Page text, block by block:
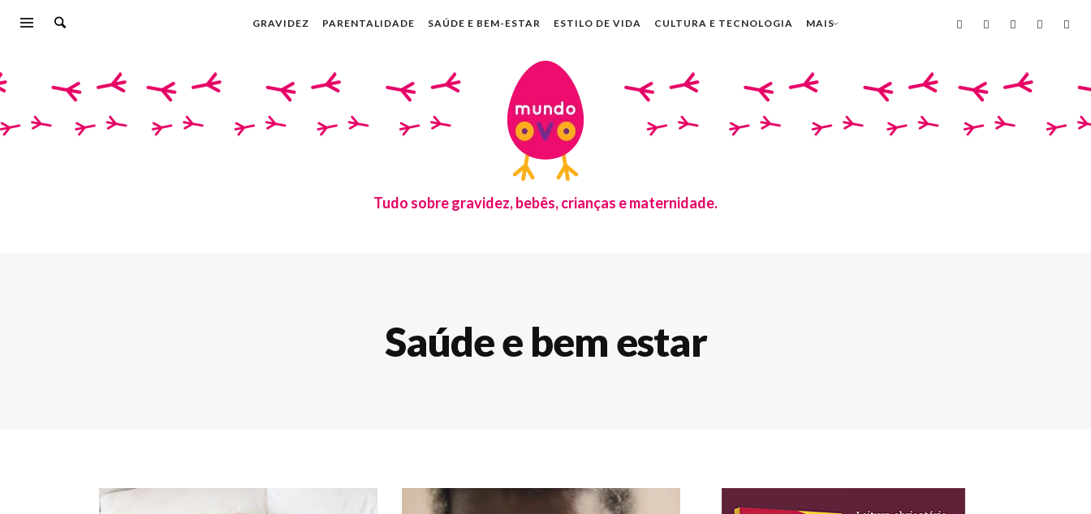
GRAVIDEZ PARENTALIDADE SAÚDE E BEM-ESTAR ESTILO DE VIDA CULTURA E TECNOLOGIA MAIS
Tudo sobre gravidez, bebês, crianças e maternidade.
Saúde e bem estar